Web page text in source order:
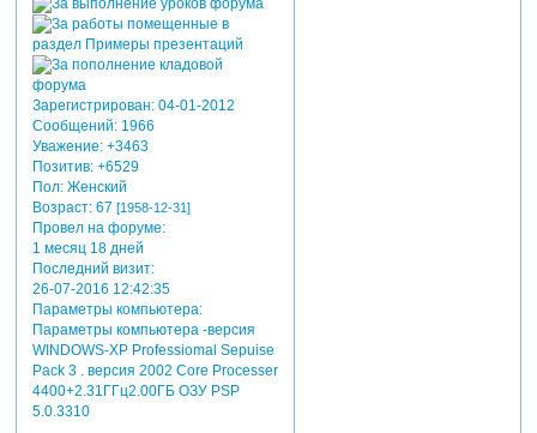
Зарегистрирован: 04-01-2012
Сообщений:1966
Уважение: +3463
Позитив: +6529
Пол:Женский
Возраст:67 [1958-12-31]
Провел на форуме:
1 месяц 18 дней
Последний визит:
26-07-2016 12:42:35
Параметры компьютера:
Параметры компьютера -версия
WINDOWS-XP Professiomal Sepuise
Pack 3 . версия 2002 Core Processer
4400+2.31ГГц2.00ГБ ОЗУ PSP
5.0.3310